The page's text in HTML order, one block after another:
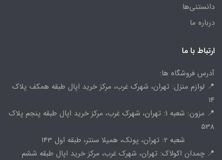
دانستنی‌ها
درباره ما
ارتباط با ما
آدرس فروشگاه ها:
📍 لوازم منزل: تهران، شهرک غرب، مرکز خرید اپال طبقه همکف پلاک
14
📍 مزون: شعبه 1: تهران، شهرک غرب، مرکز خرید اپال طبقه پنجم پلاک
538
شعبه 2: تهران، پونک، همیلا سنتر، طبقه اول 143
📍 چمدان اکولاک: تهران، شهرک غرب، مرکز خرید اپال طبقه ششم